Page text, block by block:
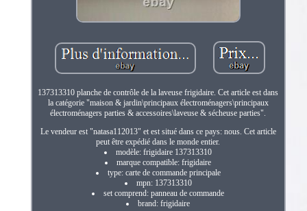
137313310 planche de contrôle de la laveuse frigidaire. Cet article est dans
la catégorie "maison & jardin\principaux électroménagers\principaux
électroménagers parties & accessoires\laveuse & sécheuse parties".
Le vendeur est "natasa112013" et est situé dans ce pays: nous. Cet article
peut être expédié dans le monde entier.
modèle: frigidaire 137313310
marque compatible: frigidaire
type: carte de commande principale
mpn: 137313310
set comprend: panneau de commande
brand: frigidaire